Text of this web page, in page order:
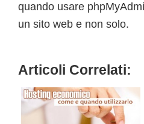
quando usare
un sito web e non solo.
Articoli Correlati: